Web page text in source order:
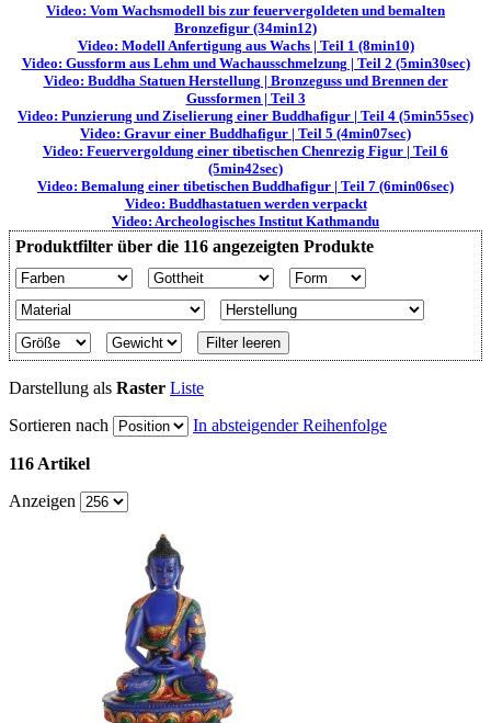
Video: Vom Wachsmodell bis zur feuervergoldeten und bemalten
Bronzefigur (34min12)
Video: Modell Anfertigung aus Wachs | Teil 1 (8min10)
Video: Gussform aus Lehm und Wachausschmelzung | Teil 2 (5min30sec)
Video: Buddha Statuen Herstellung | Bronzeguss und Brennen der
Gussformen | Teil 3
Video: Punzierung und Ziselierung einer Buddhafigur | Teil 4 (5min55sec)
Video: Gravur einer Buddhafigur | Teil 5 (4min07sec)
Video: Feuervergoldung einer tibetischen Chenrezig Figur | Teil 6
(5min42sec)
Video: Bemalung einer tibetischen Buddhafigur | Teil 7 (6min06sec)
Video: Buddhastatuen werden verpackt
Video: Archeologisches Institut Kathmandu
Produktfilter über die 116 angezeigten Produkte
Filter leeren
Darstellung als Raster Liste
Sortieren nach
In absteigender Reihenfolge
116 Artikel
Anzeigen